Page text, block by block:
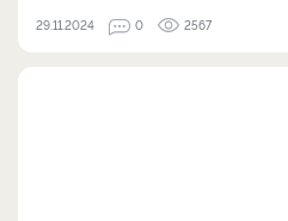
29.11.2024 0 2567